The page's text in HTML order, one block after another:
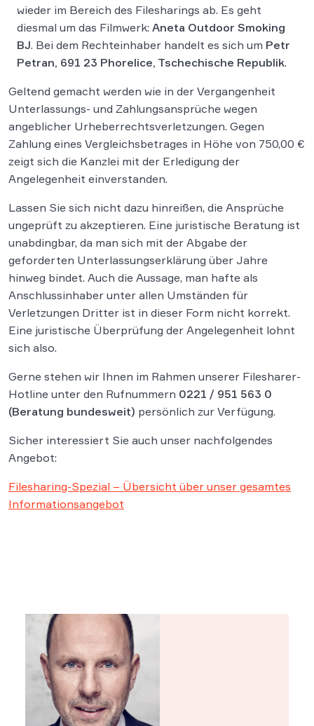
wieder im Bereich des Filesharings ab. Es geht
diesmal um das Filmwerk: Aneta Outdoor Smoking
BJ. Bei dem Rechteinhaber handelt es sich um Petr
Petran, 691 23 Phorelice, Tschechische Republik.
Geltend gemacht werden wie in der Vergangenheit
Unterlassungs- und Zahlungsansprüche wegen
angeblicher Urheberrechtsverletzungen. Gegen
Zahlung eines Vergleichsbetrages in Höhe von 750,00 €
zeigt sich die Kanzlei mit der Erledigung der
Angelegenheit einverstanden.
Lassen Sie sich nicht dazu hinreißen, die Ansprüche
ungeprüft zu akzeptieren. Eine juristische Beratung ist
unabdingbar, da man sich mit der Abgabe der
geforderten Unterlassungserklärung über Jahre
hinweg bindet. Auch die Aussage, man hafte als
Anschlussinhaber unter allen Umständen für
Verletzungen Dritter ist in dieser Form nicht korrekt.
Eine juristische Überprüfung der Angelegenheit lohnt
sich also.
Gerne stehen wir Ihnen im Rahmen unserer Filesharer-
Hotline unter den Rufnummern 0221 / 951 563 0
(Beratung bundesweit) persönlich zur Verfügung.
Sicher interessiert Sie auch unser nachfolgendes
Angebot:
Filesharing-Spezial – Übersicht über unser gesamtes
Informationsangebot